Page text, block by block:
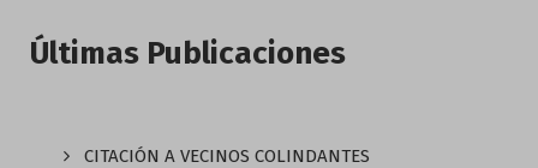
Últimas Publicaciones
CITACIÓN A VECINOS COLINDANTES